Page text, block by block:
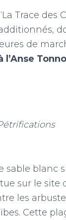
Trace des
de
sable blanc
sur le site
les
Cette